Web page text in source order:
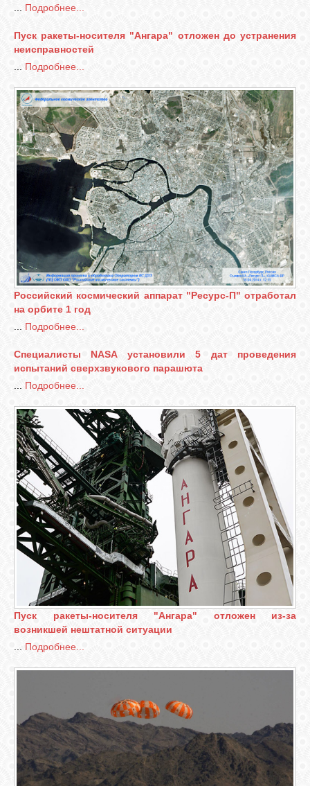
СВЯЗЬ
RSS
Подробнее...
Пуск ракеты-носителя "Ангара" отложен до устранения
неисправностей
Подробнее...
Российский космический аппарат "Ресурс-П" отработал
на орбите 1 год
... Подробнее...
Специалисты NASA установили 5 дат проведения
испытаний сверхзвукового парашюта
... Подробнее...
Пуск ракеты-носителя "Ангара" отложен из-за
возникшей нештатной ситуации
Подробнее...